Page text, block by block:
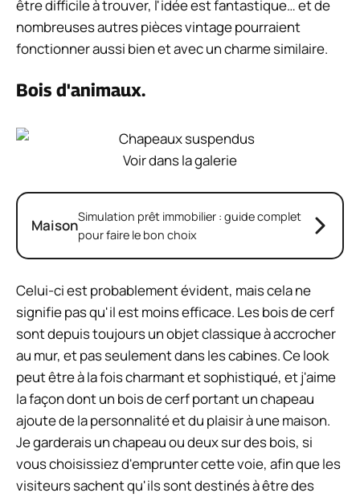
être difficile à trouver, l'idée est fantastique… et de
nombreuses autres pièces vintage pourraient
fonctionner aussi bien et avec un charme similaire.
Bois d'animaux.
Voir dans la galerie
MaisonSimulation prêt immobilier : guide complet
pour faire le bon choix
Celui-ci est probablement évident, mais cela ne
signifie pas qu'il est moins efficace. Les bois de cerf
sont depuis toujours un objet classique à accrocher
au mur, et pas seulement dans les cabines. Ce look
peut être à la fois charmant et sophistiqué, et j'aime
la façon dont un bois de cerf portant un chapeau
ajoute de la personnalité et du plaisir à une maison.
Je garderais un chapeau ou deux sur des bois, si
vous choisissiez d'emprunter cette voie, afin que les
visiteurs sachent qu'ils sont destinés à être des